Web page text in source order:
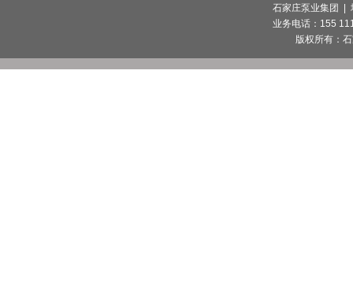
石家庄泵业集团 |
业务电话：155
版权所有：